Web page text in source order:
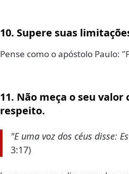
10. Supere suas
Pense como o apóstolo Paulo:
11. Não meça o seu
respeito.
"E uma voz dos céus disse:
3:17)